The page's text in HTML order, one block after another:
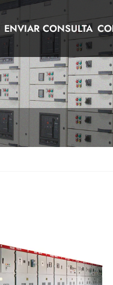
ENVIAR CONSULTA